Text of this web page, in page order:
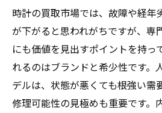
時計の買取市場では、故障や経年
が下がると思われがちですが、専
にも価値を見出すポイントを持っ
れるのはブランドと希少性です。
デルは、状態が悪くても根強い需
修理可能性の見極めも重要です。